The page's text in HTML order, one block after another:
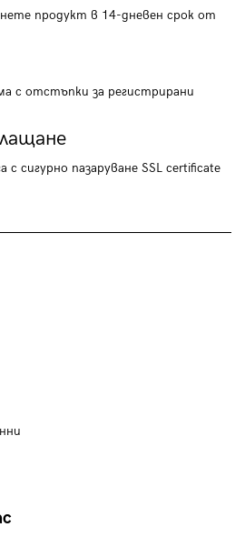
продукт в 14-дневен срок от
с отстъпки за регистрирани
с сигурно пазаруване SSL certificate